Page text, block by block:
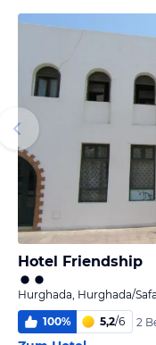
Hotel Friendship
Hurghada, Hurghada/
100% 5,2/6 2